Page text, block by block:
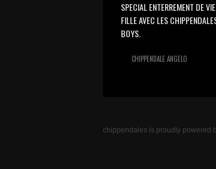
SPECIAL ENTERREMENT DE
FILLE AVEC LES
BOYS.
CHIPPENDALE ANGELO
chippendales is proudly powered